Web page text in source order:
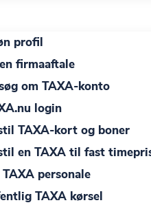
profil
firmaaftale
om TAXA-konto
login
TAXA-kort og boner
en TAXA til fast
personale
TAXA kørsel